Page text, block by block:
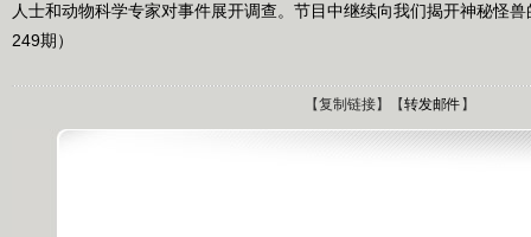
人士和动物科学专家对事件展开调查。节目中继续向我们揭开神秘怪
249期）
【复制链接】【转发邮件 】